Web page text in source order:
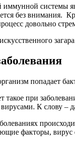
системы
без внимания.
довольно
попадает
такое при
К слову –
факторы, вирус